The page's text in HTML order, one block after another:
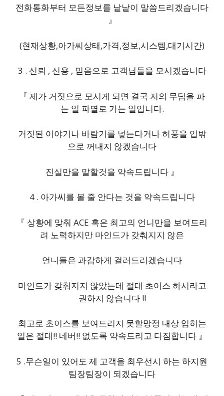
전화통화부터 모든정보를 낱낱이 말씀드리겠습니다
』
(현재상황,아가씨상태,가격,정보,시스템,대기시간)
3 . 신뢰 , 신용 , 믿음으로 고객님들을 모시겠습니다
『 제가 거짓으로 모시게 되면 결국 저의 무덤을 파
는 일 파멸로 가는 일입니다.
거짓된 이야기나 바람기를 넣는다거나 허풍을 입밖
으로 꺼내지 않겠습니다
진실만을 말할것을 약속드립니다 』
4 . 아가씨를 볼 줄 안다는 것을 약속드립니다
『 상황에 맞춰 ACE 혹은 최고의 언니만을 보여드리
려 노력하지만 마인드가 갖춰지지 않은
언니들은 과감하게 걸러드리겠습니다
마인드가 갖춰지지 않았는데 절대 초이스 하시라고
권하지 않습니다 !!
최고로 초이스를 보여드리지 못할망정 내상 입히는
일은 절대!! 네버!! 없도록 약속드리고 다짐합니다 』
5 .무슨일이 있어도 제 고객을 최우선시 하는 하지원
팀장팀장이 되겠습니다